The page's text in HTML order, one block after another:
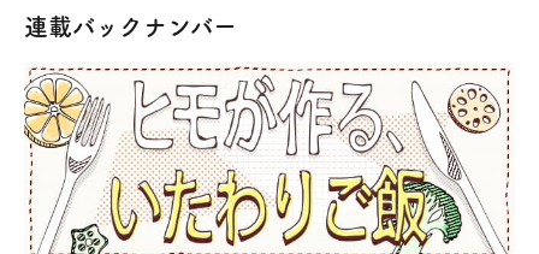
連載バックナンバー